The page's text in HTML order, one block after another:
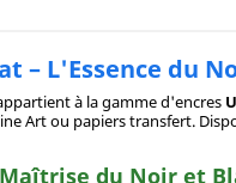
– L'Essence du
à la gamme d'encres
Art ou papiers transfert.
du Noir et